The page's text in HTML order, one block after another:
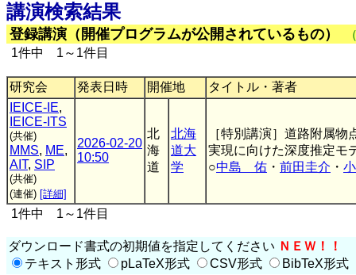
講演検索結果
登録講演（開催プログラムが公開されているもの）
1件中 1～1件目
研究会 発表日時 開催地
タイトル・著者
IEICE-IE,
IEICE-ITS
(共催)
MMS, ME,
AIT, SIP
(共催)
(連催) [詳細]
2026-02-20
10:50
北
海
道
北海
道大
学
［特別講演］道路附属
実現に向けた深度推定モ
○中島 佑 ・ 前田圭介 ・
1件中 1～1件目
ダウンロード書式の初期値を指定してください ＮＥＷ！！
テキスト形式
pLaTeX形式 CSV形式 BibTeX形式